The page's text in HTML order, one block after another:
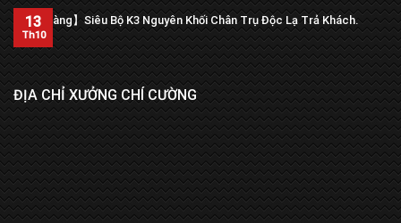
【Trả hàng】Siêu Bộ K3 Nguyên Khối Chân Trụ Độc Lạ Trả Khách.
13
Th10
ĐỊA CHỈ XƯỞNG CHÍ CƯỜNG